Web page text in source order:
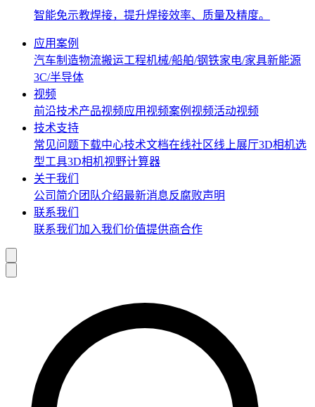
智能免示教焊接，提升焊接效率、质量及精度。
应用案例
汽车制造物流搬运工程机械/船舶/钢铁家电/家具新能源
3C/半导体
视频
前沿技术产品视频应用视频案例视频活动视频
技术支持
常见问题下载中心技术文档在线社区线上展厅3D相机选
型工具3D相机视野计算器
关于我们
公司简介团队介绍最新消息反腐败声明
联系我们
联系我们 加入我们 价值提供商合作